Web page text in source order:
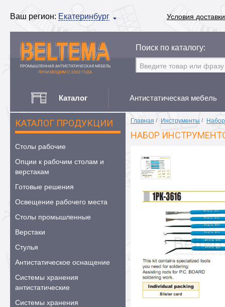
Ваш регион: Екатеринбург Условия доставки
Поиск по каталогу:
Каталог Антистатическая мебель
КАТАЛОГ ПРОДУКЦИИ
Столы рабочие
Опции к рабочим столам и
верстакам
Готовые решения
Освещение рабочего места
Столы промышленные
Верстаки
Стулья
Антистатическое оснащение
Системы хранения
антистатические
Системы хранения
Главная / Инструменты /
НАБОР